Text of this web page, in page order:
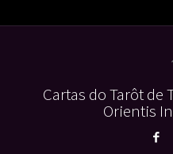
Cartas do Tarôt
Orientis